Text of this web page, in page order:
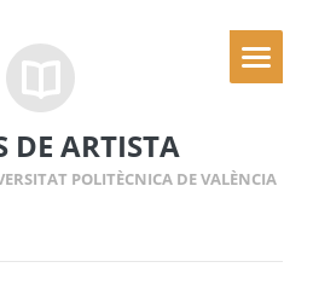
DE ARTISTA
POLITÈCNICA DE VALÈNCIA